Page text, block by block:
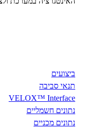
ביצועים
תנאי סביבה
VELOX™ Interface
נתונים חשמליים
נתונים מכניים